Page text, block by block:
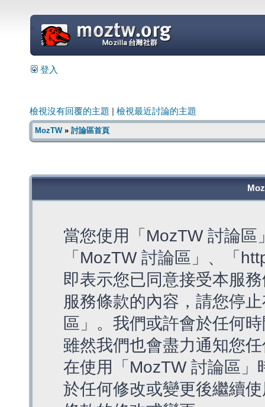
=
登入
檢視沒有回覆的主題 檢視最近討論的主題
MozTW» 討論區首頁
當您使用「MozTW 討論
「MozTW 討論區」、「
即表示您已同意接受本服
服務條款的內容，請您停
區」。我們或許會於任何
雖然我們也會盡力通知您
在使用「MozTW 討論區
於任何修改或變更後繼續